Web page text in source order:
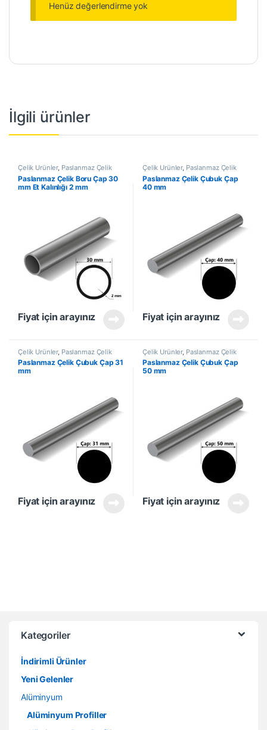
Henüz değerlendirme yok
İlgili ürünler
Çelik Ürünler, Paslanmaz Çelik
Boru
Paslanmaz Çelik Boru Çap 30
mm Et Kalınlığı 2 mm
Fiyat için arayınız
Çelik Ürünler, Paslanmaz Çelik
Çubuk
Paslanmaz Çelik Çubuk Çap
40 mm
Fiyat için arayınız
Çelik Ürünler, Paslanmaz Çelik
Çubuk
Paslanmaz Çelik Çubuk Çap 31
mm
Fiyat için arayınız
Çelik Ürünler, Paslanmaz Çelik
Çubuk
Paslanmaz Çelik Çubuk Çap
50 mm
Fiyat için arayınız
Kategoriler
İndirimli Ürünler
Yeni Gelenler
Alüminyum
Alüminyum Profiller